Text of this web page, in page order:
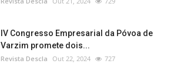
IV Congresso Empresarial da Póvoa de
Varzim promete dois...
Revista Descla Out 22, 2024 727